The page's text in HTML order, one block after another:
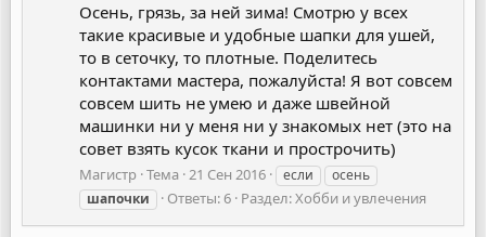
Осень, грязь, за ней зима! Смотрю у всех
такие красивые и удобные шапки для ушей,
то в сеточку, то плотные. Поделитесь
контактами мастера, пожалуйста! Я вот совсем
совсем шить не умею и даже швейной
машинки ни у меня ни у знакомых нет (это на
совет взять кусок ткани и прострочить)
Магистр Тема 21 Сен 2016 если
осень
шапочки
Ответы: 6 Раздел:Хобби и увлечения